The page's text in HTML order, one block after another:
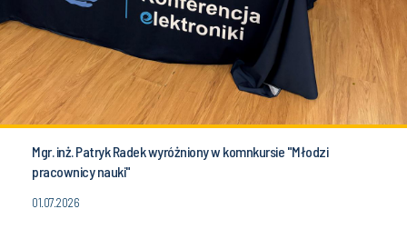
Mgr. inż. Patryk Radek wyróżniony w komnkursie "Młodzi
pracownicy nauki"
01.07.2026